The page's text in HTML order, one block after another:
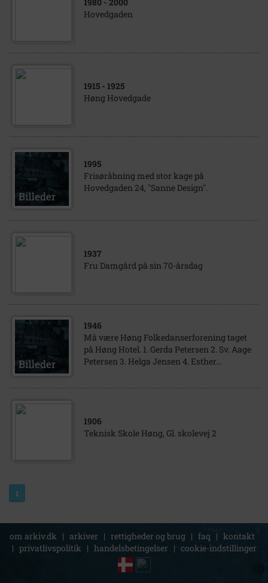
Hovedgaden
1915 - 1925
Høng Hovedgade
1995
Frisøråbning med stor kage på
Hovedgaden 24, "Sanne Design".
1937
Fru Damgård på sin 70-årsdag
1946
Må være Høng Folkedanserforening taget
på Høng Hotel. 1. Gerda Petersen 2. Sv. Aage
Petersen 3. Helga Jensen 4. Esther...
1906
Teknisk Skole Høng, Gl. skolevej 2
1
om arkiv.dk | arkiver | rettigheder og brug | faq | kontakt
| privatlivspolitik | handelsbetingelser | cookie-indstillinger